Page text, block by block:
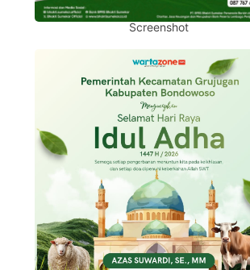
Screenshot